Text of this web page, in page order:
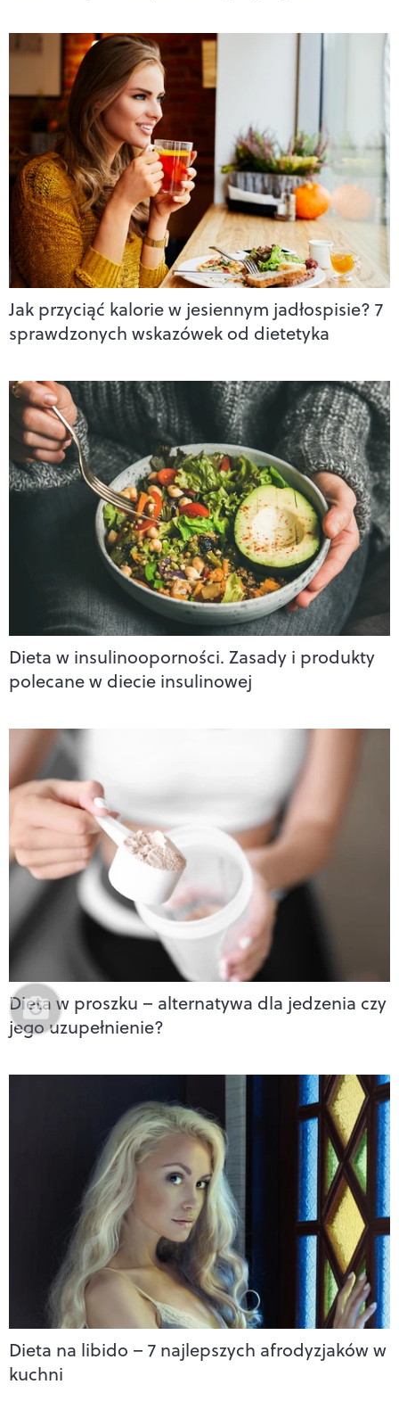
Jak przyciąć kalorie w jesiennym jadłospisie? 7
sprawdzonych wskazówek od dietetyka
Dieta w insulinooporności. Zasady i produkty
polecane w diecie insulinowej
Dieta w proszku – alternatywa dla jedzenia czy
jego uzupełnienie?
Dieta na libido – 7 najlepszych afrodyzjaków w
kuchni